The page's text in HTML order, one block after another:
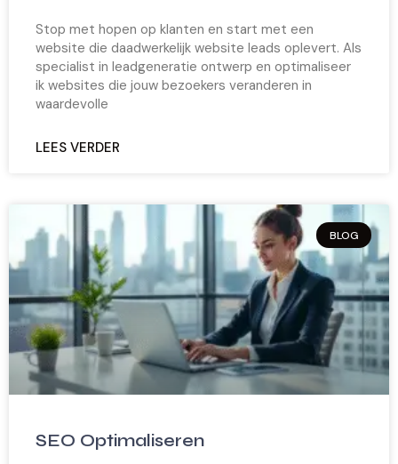
Stop met hopen op klanten en start met een
website die daadwerkelijk website leads oplevert. Als
specialist in leadgeneratie ontwerp en optimaliseer
ik websites die jouw bezoekers veranderen in
waardevolle
LEES VERDER
BLOG
SEO Optimaliseren